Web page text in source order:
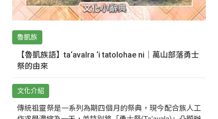
魯凱族
【魯凱族語】ta‘avalra ‘i tatolohae ni｜萬山部落勇士
祭的由來
文化介紹
傳統祖靈祭是一系列為期四個月的祭典，現今配合族人工